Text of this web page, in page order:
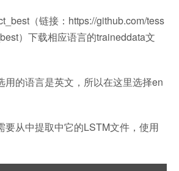
（链接：https://github.com/tess
）下载相应语言的traineddata文
用的语言是英文，所以在这里选择en
要从中提取中它的LSTM文件，使用